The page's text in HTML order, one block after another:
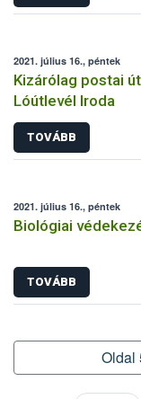
2021. július 16., péntek
Kizárólag postai
Lóútlevél Iroda
TOVÁBB
2021. július 16., péntek
Biológiai
TOVÁBB
Oldal